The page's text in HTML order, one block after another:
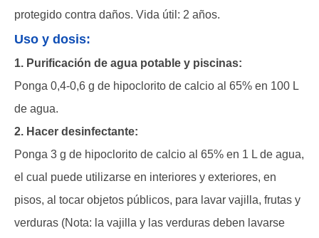
protegido contra daños. Vida útil: 2 años.
Uso y dosis:
1. Purificación de agua potable y piscinas:
Ponga 0,4-0,6 g de hipoclorito de calcio al 65% en 100 L
de agua.
2. Hacer desinfectante:
Ponga 3 g de hipoclorito de calcio al 65% en 1 L de agua,
el cual puede utilizarse en interiores y exteriores, en
pisos, al tocar objetos públicos, para lavar vajilla, frutas y
verduras (Nota: la vajilla y las verduras deben lavarse